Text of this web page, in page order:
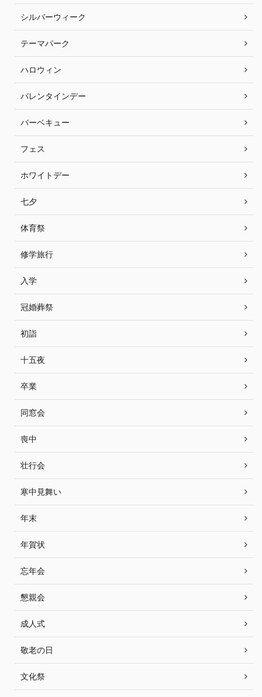
シルバーウィーク
テーマパーク
ハロウィン
バレンタインデー
バーベキュー
フェス
ホワイトデー
七夕
体育祭
修学旅行
入学
冠婚葬祭
初詣
十五夜
卒業
同窓会
喪中
壮行会
寒中見舞い
年末
年賀状
忘年会
懇親会
成人式
敬老の日
文化祭